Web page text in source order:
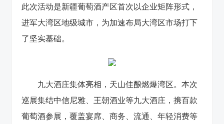
此次活动是新疆葡萄酒产区首次以企业矩阵形式，
进军大湾区地级城市，为加速布局大湾区市场打下
了坚实基础。
九大酒庄集体亮相，天山佳酿燃爆湾区。本次
巡展集结中信尼雅、王朝酒业等九大酒庄，携百款
葡萄酒参展，覆盖宴席、商务、流通、年轻消费等